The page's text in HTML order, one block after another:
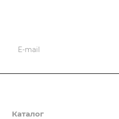
О компании
Каталог